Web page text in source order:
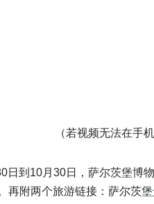
（若视频无法在手
日到10月30日，萨尔茨堡博
再附两个旅游链接：萨尔茨堡